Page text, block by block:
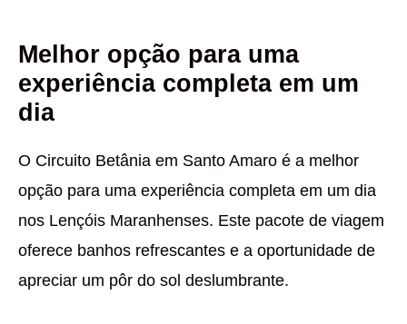
Melhor opção para uma
experiência completa em um
dia
O Circuito Betânia em Santo Amaro é a melhor
opção para uma experiência completa em um dia
nos Lençóis Maranhenses. Este pacote de viagem
oferece banhos refrescantes e a oportunidade de
apreciar um pôr do sol deslumbrante.